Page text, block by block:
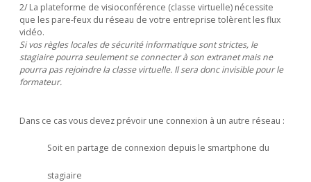
2/ La plateforme de visioconférence (classe virtuelle) nécessite
que les pare-feux du réseau de votre entreprise tolèrent les flux
vidéo.
Si vos règles locales de sécurité informatique sont strictes, le
stagiaire pourra seulement se connecter à son extranet mais ne
pourra pas rejoindre la classe virtuelle. Il sera donc invisible pour le
formateur.
Dans ce cas vous devez prévoir une connexion à un autre réseau :
Soit en partage de connexion depuis le smartphone du
stagiaire